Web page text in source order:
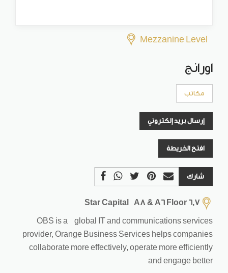
Mezzanine Level
اورانج
مكاتب
إرسال بريد إلكتروني
افتح الخريطة
شارك
Star Capital A8 & A6 Floor 6,7
OBS is a global IT and communications services
provider, Orange Business Services helps companies
collaborate more effectively, operate more efficiently
and engage better